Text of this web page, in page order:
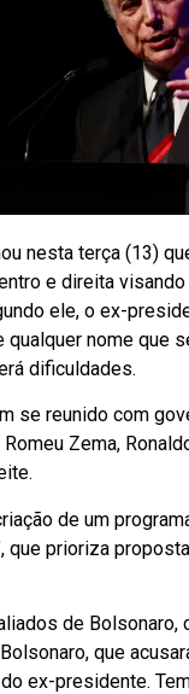
nesta terça (13)
e direita
ele, o ex-
nome que
dificuldades.
se reunido com
Zema,
de um
que prioriza
de Bolsonaro,
que
ex-presidente.